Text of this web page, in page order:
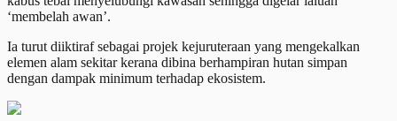
‘membelah awan’.
Ia turut diiktiraf sebagai projek kejuruteraan yang mengekalkan
elemen alam sekitar kerana dibina berhampiran hutan simpan
dengan dampak minimum terhadap ekosistem.